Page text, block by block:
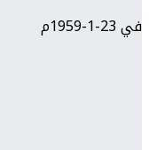
في 23-1-1959م